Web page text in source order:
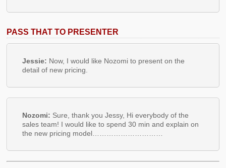
PASS THAT TO PRESENTER
Jessie: Now, I would like Nozomi to present on the
detail of new pricing.
Nozomi: Sure, thank you Jessy, Hi everybody of the
sales team! I would like to spend 30 min and explain on
the new pricing model…………………………